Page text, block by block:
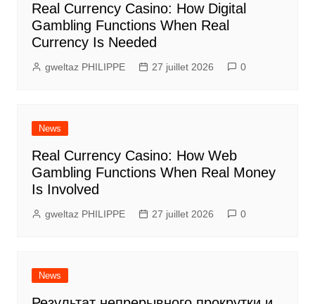
Real Currency Casino: How Digital
Gambling Functions When Real
Currency Is Needed
gweltaz PHILIPPE 27 juillet 2026 0
News
Real Currency Casino: How Web
Gambling Functions When Real Money
Is Involved
gweltaz PHILIPPE 27 juillet 2026 0
News